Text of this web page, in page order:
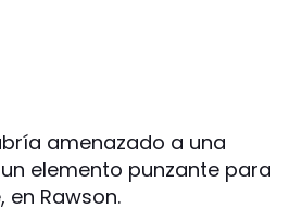
amenazado a una
elemento punzante para
en Rawson.